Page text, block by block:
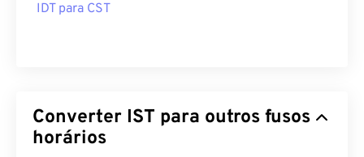
IDT para CST
Converter IST para outros fusos
horários